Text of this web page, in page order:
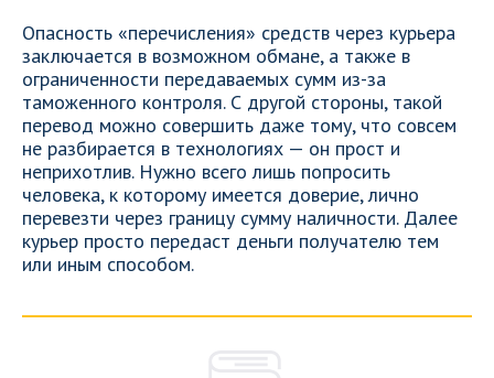
Опасность «перечисления» средств через курьера
заключается в возможном обмане, а также в
ограниченности передаваемых сумм из-за
таможенного контроля. С другой стороны, такой
перевод можно совершить даже тому, что совсем
не разбирается в технологиях — он прост и
неприхотлив. Нужно всего лишь попросить
человека, к которому имеется доверие, лично
перевезти через границу сумму наличности. Далее
курьер просто передаст деньги получателю тем
или иным способом.